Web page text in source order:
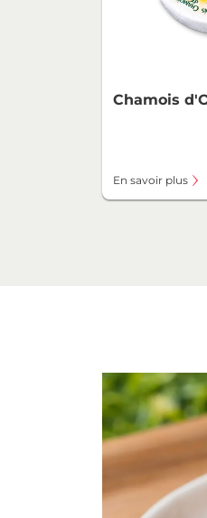
Chamois
En savoir plus